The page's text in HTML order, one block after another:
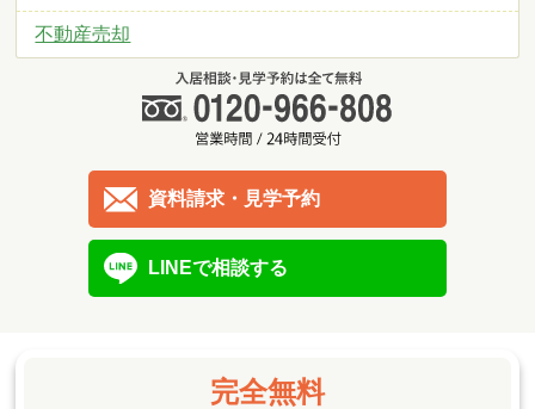
不動産売却
資料請求・見学予約
LINEで相談する
完全無料